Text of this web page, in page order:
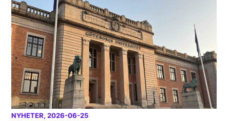
NYHETER, 2026-06-25